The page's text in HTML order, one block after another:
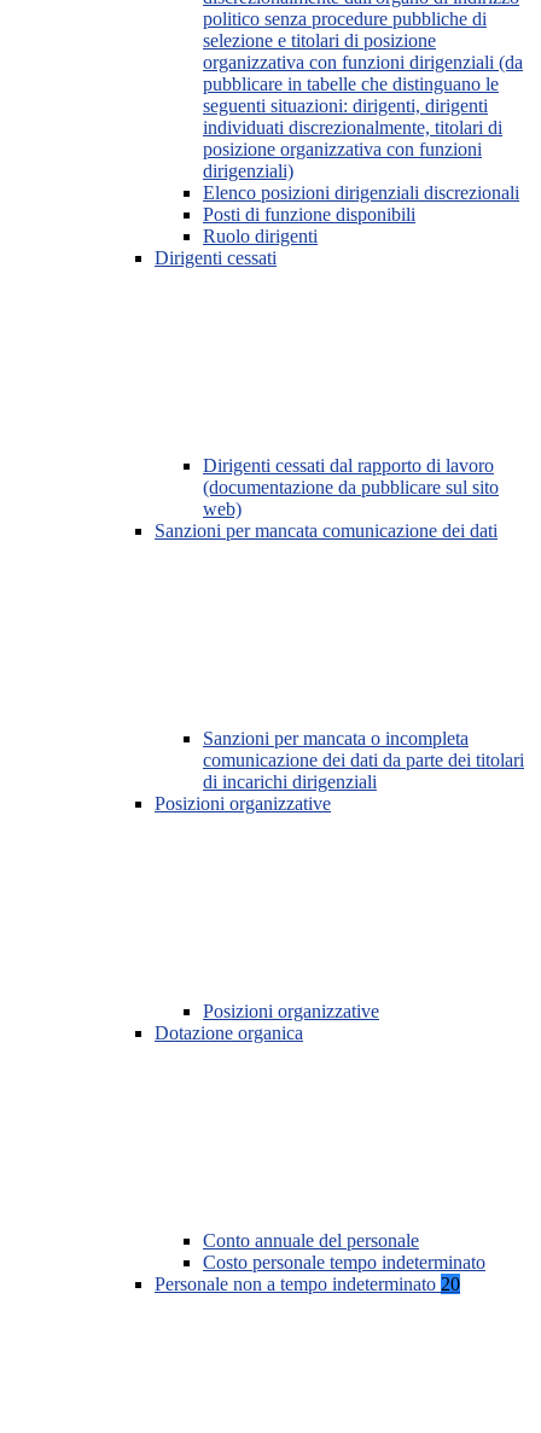
politico senza procedure pubbliche di
selezione e titolari di posizione
organizzativa con funzioni dirigenziali (da
pubblicare in tabelle che distinguano le
seguenti situazioni: dirigenti, dirigenti
individuati discrezionalmente, titolari di
posizione organizzativa con funzioni
dirigenziali)
Elenco posizioni dirigenziali discrezionali
Posti di funzione disponibili
Ruolo dirigenti
Dirigenti cessati
Dirigenti cessati dal rapporto di lavoro
(documentazione da pubblicare sul sito
web)
Sanzioni per mancata comunicazione dei dati
Sanzioni per mancata o incompleta
comunicazione dei dati da parte dei titolari
di incarichi dirigenziali
Posizioni organizzative
Posizioni organizzative
Dotazione organica
Conto annuale del personale
Costo personale tempo indeterminato
Personale non a tempo indeterminato 20